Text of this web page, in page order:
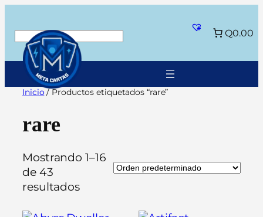
contenido
Buscar Q0.00
Inicio/ Productos etiquetados “rare”
rare
Mostrando 1–16
de 43
resultados